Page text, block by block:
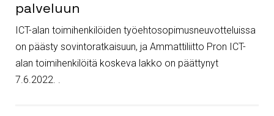
palveluun
ICT-alan toimihenkilöiden työehtosopimusneuvotteluissa
on päästy sovintoratkaisuun, ja Ammattiliitto Pron ICT-
alan toimihenkilöitä koskeva lakko on päättynyt
7.6.2022. .